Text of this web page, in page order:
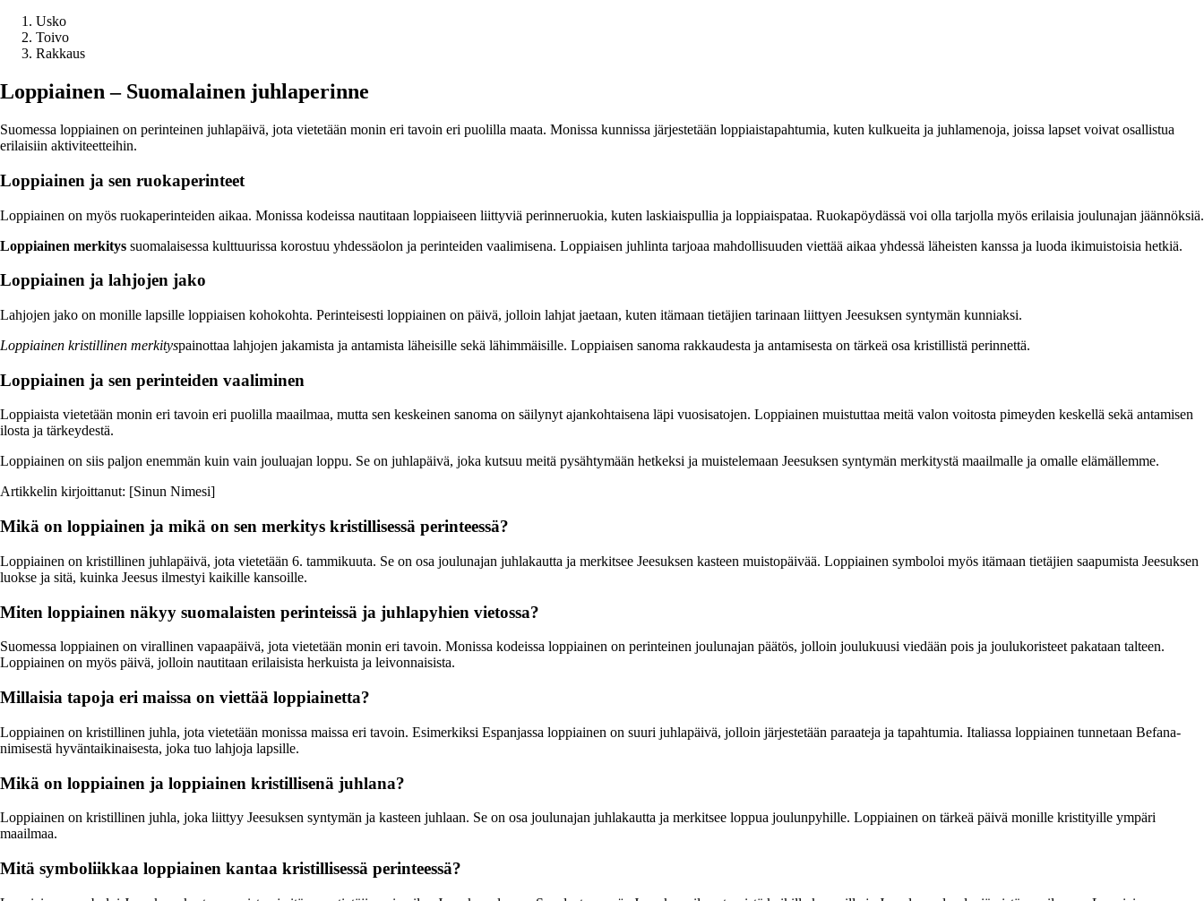
Usko
Toivo
Rakkaus
Loppiainen – Suomalainen juhlaperinne
Suomessa loppiainen on perinteinen juhlapäivä, jota vietetään monin eri tavoin eri puolilla maata. Monissa kunnissa järjestetään loppiaistapahtumia, kuten kulkueita ja juhlamenoja, joissa lapset voivat osallistua
erilaisiin aktiviteetteihin.
Loppiainen ja sen ruokaperinteet
Loppiainen on myös ruokaperinteiden aikaa. Monissa kodeissa nautitaan loppiaiseen liittyviä perinneruokia, kuten laskiaispullia ja loppiaispataa. Ruokapöydässä voi olla tarjolla myös erilaisia joulunajan jäännöksiä.
Loppiainen merkitys suomalaisessa kulttuurissa korostuu yhdessäolon ja perinteiden vaalimisena. Loppiaisen juhlinta tarjoaa mahdollisuuden viettää aikaa yhdessä läheisten kanssa ja luoda ikimuistoisia hetkiä.
Loppiainen ja lahjojen jako
Lahjojen jako on monille lapsille loppiaisen kohokohta. Perinteisesti loppiainen on päivä, jolloin lahjat jaetaan, kuten itämaan tietäjien tarinaan liittyen Jeesuksen syntymän kunniaksi.
Loppiainen kristillinen merkityspainottaa lahjojen jakamista ja antamista läheisille sekä lähimmäisille. Loppiaisen sanoma rakkaudesta ja antamisesta on tärkeä osa kristillistä perinnettä.
Loppiainen ja sen perinteiden vaaliminen
Loppiaista vietetään monin eri tavoin eri puolilla maailmaa, mutta sen keskeinen sanoma on säilynyt ajankohtaisena läpi vuosisatojen. Loppiainen muistuttaa meitä valon voitosta pimeyden keskellä sekä antamisen
ilosta ja tärkeydestä.
Loppiainen on siis paljon enemmän kuin vain jouluajan loppu. Se on juhlapäivä, joka kutsuu meitä pysähtymään hetkeksi ja muistelemaan Jeesuksen syntymän merkitystä maailmalle ja omalle elämällemme.
Artikkelin kirjoittanut: [Sinun Nimesi]
Mikä on loppiainen ja mikä on sen merkitys kristillisessä perinteessä?
Loppiainen on kristillinen juhlapäivä, jota vietetään 6. tammikuuta. Se on osa joulunajan juhlakautta ja merkitsee Jeesuksen kasteen muistopäivää. Loppiainen symboloi myös itämaan tietäjien saapumista Jeesuksen
luokse ja sitä, kuinka Jeesus ilmestyi kaikille kansoille.
Miten loppiainen näkyy suomalaisten perinteissä ja juhlapyhien vietossa?
Suomessa loppiainen on virallinen vapaapäivä, jota vietetään monin eri tavoin. Monissa kodeissa loppiainen on perinteinen joulunajan päätös, jolloin joulukuusi viedään pois ja joulukoristeet pakataan talteen.
Loppiainen on myös päivä, jolloin nautitaan erilaisista herkuista ja leivonnaisista.
Millaisia tapoja eri maissa on viettää loppiainetta?
Loppiainen on kristillinen juhla, jota vietetään monissa maissa eri tavoin. Esimerkiksi Espanjassa loppiainen on suuri juhlapäivä, jolloin järjestetään paraateja ja tapahtumia. Italiassa loppiainen tunnetaan Befana-
nimisestä hyväntaikinaisesta, joka tuo lahjoja lapsille.
Mikä on loppiainen ja loppiainen kristillisenä juhlana?
Loppiainen on kristillinen juhla, joka liittyy Jeesuksen syntymän ja kasteen juhlaan. Se on osa joulunajan juhlakautta ja merkitsee loppua joulunpyhille. Loppiainen on tärkeä päivä monille kristityille ympäri
maailmaa.
Mitä symboliikkaa loppiainen kantaa kristillisessä perinteessä?